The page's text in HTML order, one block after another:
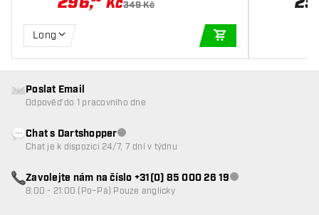
349 Kč
Long
Poslat Email
Odpověď do 1 pracovního dne
Chat s DartshopperZákaznický servis nedostupný
Chat je k dispozici 24/7, 7 dní v týdnu
Zavolejte nám na číslo +31(0) 85 000 26 19Zákaznický servis
8:00 - 21:00 (Po–Pá) Pouze anglicky